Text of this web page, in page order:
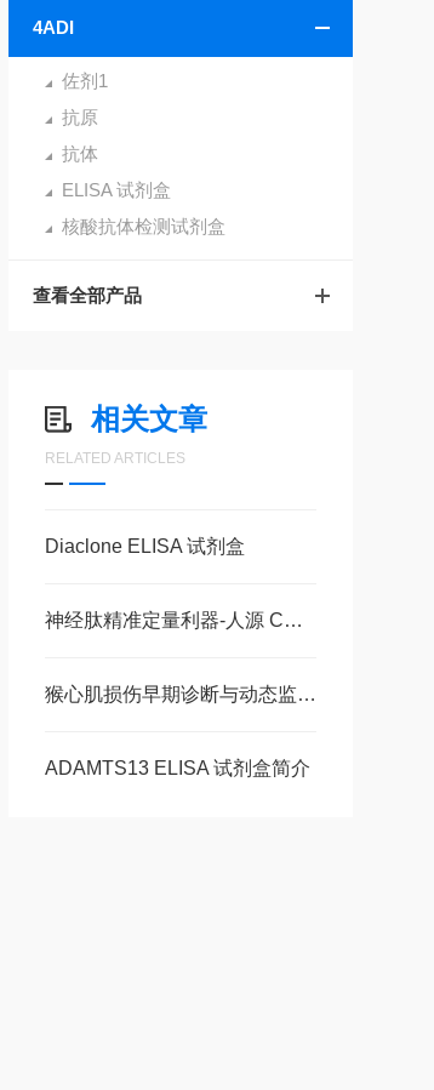
4ADI
佐剂1
抗原
抗体
ELISA 试剂盒
核酸抗体检测试剂盒
查看全部产品
相关文章
RELATED ARTICLES
Diaclone ELISA 试剂盒
神经肽精准定量利器-人源 CGRP ELISA 试剂盒，多类型样本直接检测
猴心肌损伤早期诊断与动态监测-猴肌红蛋白ELISA 试剂盒
ADAMTS13 ELISA 试剂盒简介